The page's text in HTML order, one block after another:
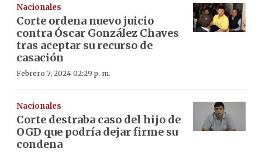
Nacionales
Corte ordena nuevo juicio
contra Óscar González Chaves
tras aceptar su recurso de
casación
Febrero 7, 2024 02:29 p. m.
Nacionales
Corte destraba caso del hijo de
OGD que podría dejar firme su
condena